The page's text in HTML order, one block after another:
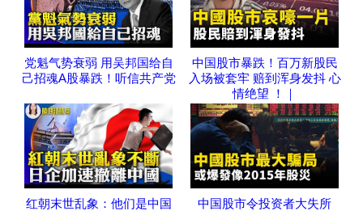
党魁气势衰弱 用吴邦国给自
己招魂A股暴跌！听信共产党
中国股市暴跌！百万新股民
入场被套牢 赔到浑身发抖 心
情绝望 ！｜
红朝末世乱象：他们是中国
中国股市令投资者大失所